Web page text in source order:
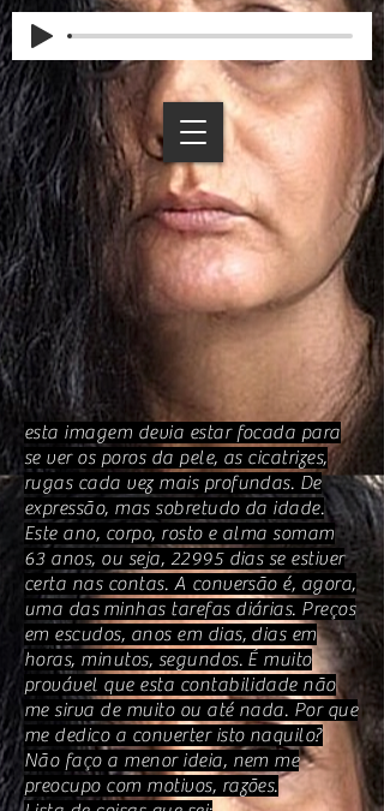
esta imagem devia estar focada para
se ver os poros da pele, as cicatrizes,
rugas cada vez mais profundas. De
expressão, mas sobretudo da idade.
Este ano, corpo, rosto e alma somam
63 anos, ou seja, 22995 dias se estiver
certa nas contas. A conversão é, agora,
uma das minhas tarefas diárias. Preços
em escudos, anos em dias, dias em
horas, minutos, segundos. É muito
provável que esta contabilidade não
me sirva de muito ou até nada. Por que
me dedico a converter isto naquilo?
Não faço a menor ideia, nem me
preocupo com motivos, razões.